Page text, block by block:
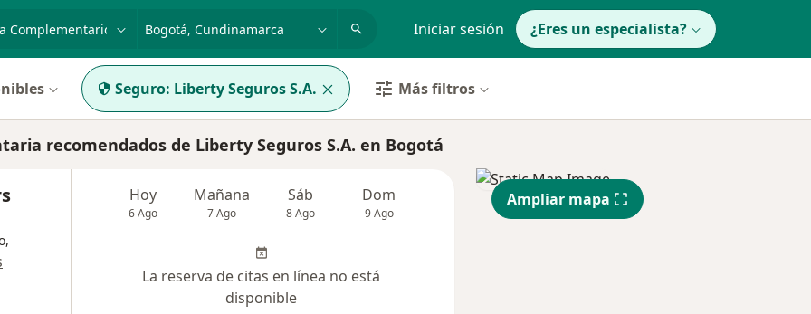
enfermedad o nombre
p. ej. Bogotá Iniciar sesión ¿Eres un especialista?
Seguro: Liberty Seguros S.A. Más filtros
recomendados de Liberty Seguros S.A. en Bogotá
Hoy
6 Ago
Mañana
7 Ago
Sáb
8 Ago
Dom
9 Ago
Mar
11 Ago
Mié
12 Ago
La reserva de citas en línea no está
disponible
Ampliar mapa